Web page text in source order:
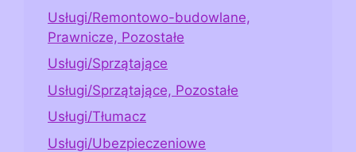
Usługi/Remontowo-budowlane,
Prawnicze, Pozostałe
Usługi/Sprzątające
Usługi/Sprzątające, Pozostałe
Usługi/Tłumacz
Usługi/Ubezpieczeniowe